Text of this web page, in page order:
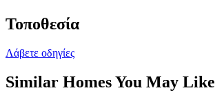
Τοποθεσία
Λάβετε οδηγίες
Similar Homes You May Like